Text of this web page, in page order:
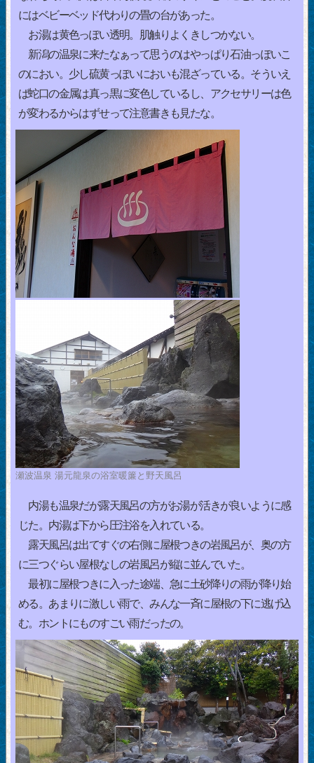
にはベビーベッド代わりの畳の台があった。
お湯は黄色っぽい透明。肌触りよくきしつかない。
新潟の温泉に来たなぁって思うのはやっぱり石油っぽいこ
のにおい。少し硫黄っぽいにおいも混ざっている。そういえ
ば蛇口の金属は真っ黒に変色しているし、アクセサリーは色
が変わるからはずせって注意書きも見たな。
瀬波温泉 湯元龍泉の浴室暖簾と野天風呂
内湯も温泉だが露天風呂の方がお湯が活きが良いように感
じた。内湯は下から圧注浴を入れている。
露天風呂は出てすぐの右側に屋根つきの岩風呂が、奥の方
に三つぐらい屋根なしの岩風呂が縦に並んでいた。
最初に屋根つきに入った途端、急に土砂降りの雨が降り始
める。あまりに激しい雨で、みんな一斉に屋根の下に逃げ込
む。ホントにものすごい雨だったの。